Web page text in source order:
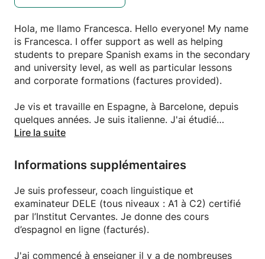
Hola, me llamo Francesca. Hello everyone! My name
is Francesca. I offer support as well as helping
students to prepare Spanish exams in the secondary
and university level, as well as particular lessons
and corporate formations (factures provided).
Je vis et travaille en Espagne, à Barcelone, depuis
quelques années. Je suis italienne. J'ai étudié
l'espagnol du niveau A1 au niveau C2, et j'ai obtenu
prestigieuse organisation pour l'étude et
l'enseignement de la langue espagnole.
J'enseigne des cours d'espagnol en ligne depuis
2018.
Mes cours peuvent se dérouler exclusivement en
espagnol, dès le premier jour, si l'élève le souhaite.
Lire la suite
Informations supplémentaires
Je suis professeur, coach linguistique et
examinateur DELE (tous niveaux : A1 à C2) certifié
par l’Institut Cervantes. Je donne des cours
d’espagnol en ligne (facturés).
J'ai commencé à enseigner il y a de nombreuses